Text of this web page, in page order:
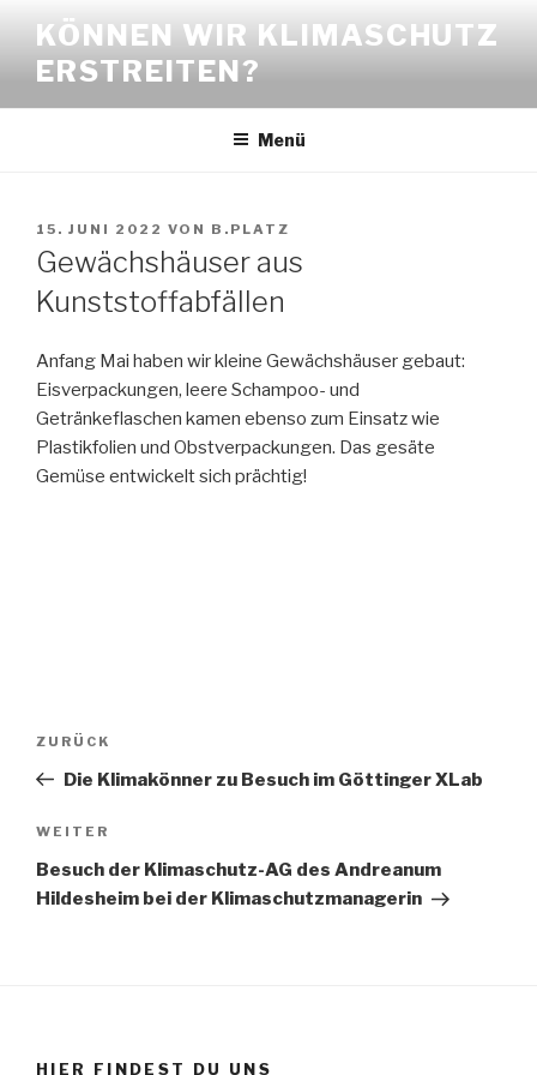
Inhalt
springen
KÖNNEN WIR KLIMASCHUTZ
ERSTREITEN?
Menü
VERÖFFENTLICHT
AM
15. JUNI 2022 VON B.PLATZ
Gewächshäuser aus
Kunststoffabfällen
Anfang Mai haben wir kleine Gewächshäuser gebaut:
Eisverpackungen, leere Schampoo- und
Getränkeflaschen kamen ebenso zum Einsatz wie
Plastikfolien und Obstverpackungen. Das gesäte
Gemüse entwickelt sich prächtig!
Beitragsnavigation
Vorheriger
Beitrag
ZURÜCK
Die Klimakönner zu Besuch im Göttinger XLab
Nächster
Beitrag
WEITER
Besuch der Klimaschutz-AG des Andreanum
Hildesheim bei der Klimaschutzmanagerin
HIER FINDEST DU UNS